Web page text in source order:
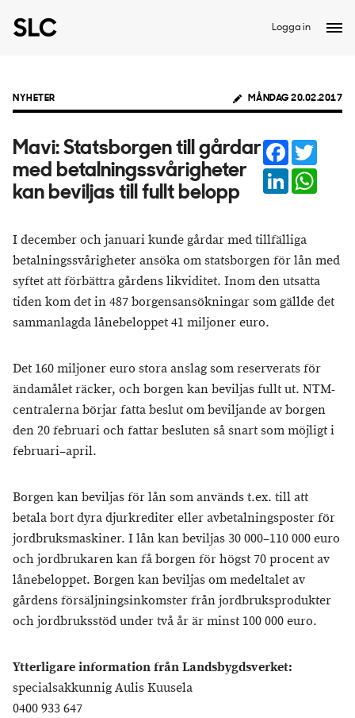
Logga in
NYHETER MÅNDAG 20.02.2017
Mavi: Statsborgen till gårdar
med betalningssvårigheter
kan beviljas till fullt belopp
Facebook
LinkedIn
I december och januari kunde gårdar med tillfälliga
betalningssvårigheter ansöka om statsborgen för lån med
syftet att förbättra gårdens likviditet. Inom den utsatta
tiden kom det in 487 borgensansökningar som gällde det
sammanlagda lånebeloppet 41 miljoner euro.
Det 160 miljoner euro stora anslag som reserverats för
ändamålet räcker, och borgen kan beviljas fullt ut. NTM-
centralerna börjar fatta beslut om beviljande av borgen
den 20 februari och fattar besluten så snart som möjligt i
februari–april.
Borgen kan beviljas för lån som används t.ex. till att
betala bort dyra djurkrediter eller avbetalningsposter för
jordbruksmaskiner. I lån kan beviljas 30 000–110 000 euro
och jordbrukaren kan få borgen för högst 70 procent av
lånebeloppet. Borgen kan beviljas om medeltalet av
gårdens försäljningsinkomster från jordbruksprodukter
och jordbruksstöd under två år är minst 100 000 euro.
Ytterligare information från Landsbygdsverket:
specialsakkunnig Aulis Kuusela
0400 933 647